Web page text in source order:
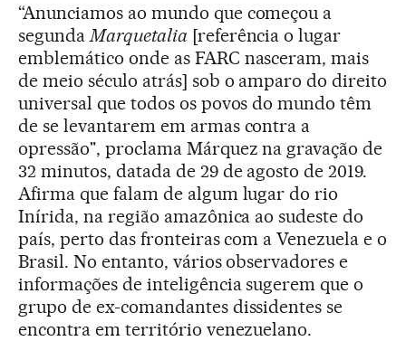
“Anunciamos ao mundo que começou a
segunda Marquetalia [referência o lugar
emblemático onde as FARC nasceram, mais
de meio século atrás] sob o amparo do direito
universal que todos os povos do mundo têm
de se levantarem em armas contra a
opressão", proclama Márquez na gravação de
32 minutos, datada de 29 de agosto de 2019.
Afirma que falam de algum lugar do rio
Inírida, na região amazônica ao sudeste do
país, perto das fronteiras com a Venezuela e o
Brasil. No entanto, vários observadores e
informações de inteligência sugerem que o
grupo de ex-comandantes dissidentes se
encontra em território venezuelano.